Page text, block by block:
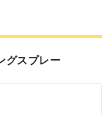
グスプレー